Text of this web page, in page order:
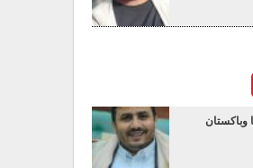
وباكستان